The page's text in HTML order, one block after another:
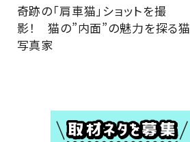
奇跡の「肩車猫」ショットを撮
影！ 猫の”内面”の魅力を探る猫
写真家